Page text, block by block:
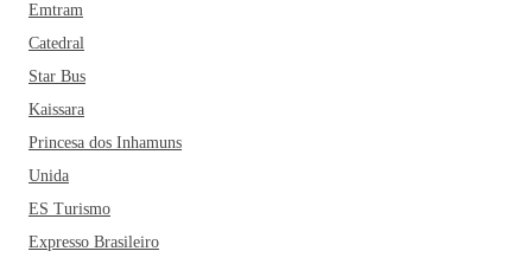
Emtram
Catedral
Star Bus
Kaissara
Princesa dos Inhamuns
Unida
ES Turismo
Expresso Brasileiro